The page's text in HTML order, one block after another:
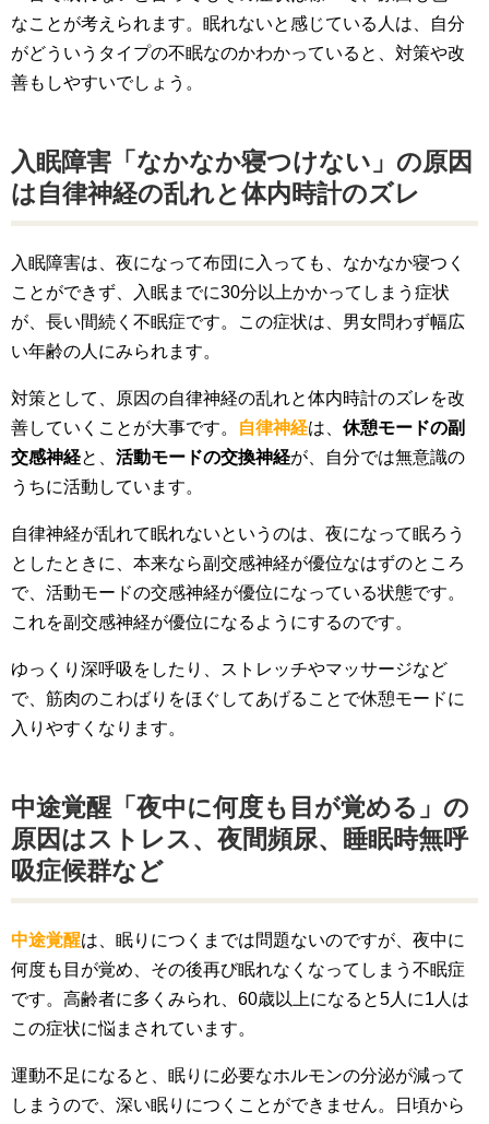
なことが考えられます。眠れないと感じている人は、自分
がどういうタイプの不眠なのかわかっていると、対策や改
善もしやすいでしょう。
入眠障害「なかなか寝つけない」の原因
は自律神経の乱れと体内時計のズレ
入眠障害は、夜になって布団に入っても、なかなか寝つく
ことができず、入眠までに30分以上かかってしまう症状
が、長い間続く不眠症です。この症状は、男女問わず幅広
い年齢の人にみられます。
対策として、原因の自律神経の乱れと体内時計のズレを改
善していくことが大事です。
自律神経は、 休憩モードの副
交感神経と、 活動モードの交換神経が、自分では無意識の
うちに活動しています。
自律神経が乱れて眠れないというのは、夜になって眠ろう
としたときに、本来なら副交感神経が優位なはずのところ
で、活動モードの交感神経が優位になっている状態です。
これを副交感神経が優位になるようにするのです。
ゆっくり深呼吸をしたり、ストレッチやマッサージなど
で、筋肉のこわばりをほぐしてあげることで休憩モードに
入りやすくなります。
中途覚醒「夜中に何度も目が覚める」の
原因はストレス、夜間頻尿、睡眠時無呼
吸症候群など
中途覚醒は、眠りにつくまでは問題ないのですが、夜中に
何度も目が覚め、その後再び眠れなくなってしまう不眠症
です。高齢者に多くみられ、60歳以上になると5人に1人は
この症状に悩まされています。
運動不足になると、眠りに必要なホルモンの分泌が減って
しまうので、深い眠りにつくことができません。日頃から